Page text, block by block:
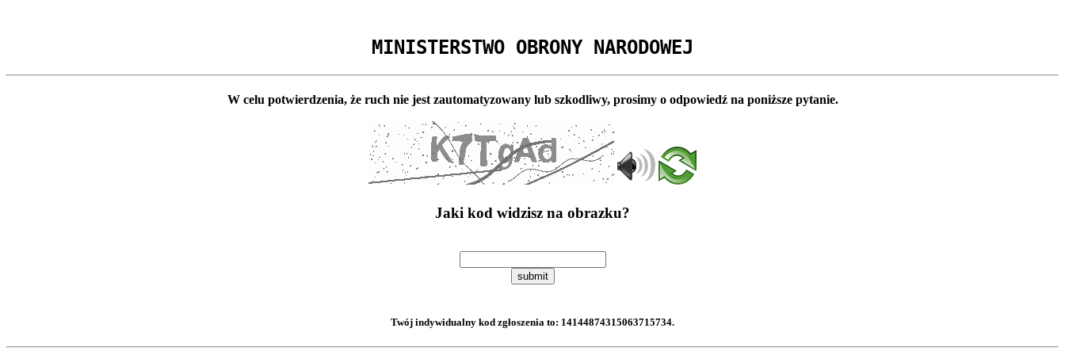
MINISTERSTWO OBRONY NARODOWEJ
W celu potwierdzenia, że ruch nie jest zautomatyzowany lub szkodliwy, prosimy o odpowiedź na poniższe pytanie.
Jaki kod widzisz na obrazku?
submit
Twój indywidualny kod zgłoszenia to: 14144874315063715734.